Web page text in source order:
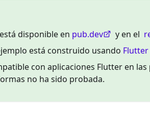
disponible en pub.dev y en el
está construido usando
con aplicaciones Flutter en
no ha sido probada.